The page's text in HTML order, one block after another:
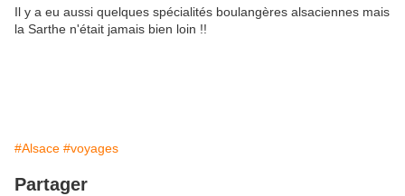
Il y a eu aussi quelques spécialités boulangères alsaciennes mais
la Sarthe n'était jamais bien loin !!
#Alsace #voyages
Partager